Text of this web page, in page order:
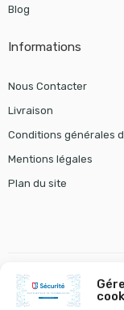
Blog
Informations
Nous Contacter
Livraison
Conditions générales
Mentions légales
Plan du site
gestion chauffage